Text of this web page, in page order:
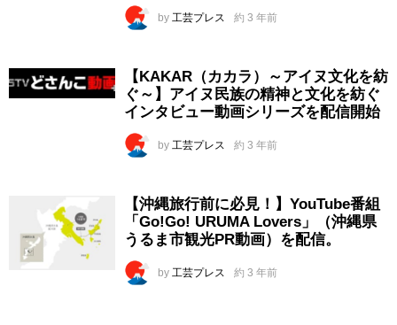
by 工芸プレス 約 3 年前
【KAKAR（カカラ）～アイヌ文化を紡
ぐ～】アイヌ民族の精神と文化を紡ぐ
インタビュー動画シリーズを配信開始
by 工芸プレス 約 3 年前
【沖縄旅行前に必見！】YouTube番組
「Go!Go! URUMA Lovers」（沖縄県
うるま市観光PR動画）を配信。
by 工芸プレス 約 3 年前